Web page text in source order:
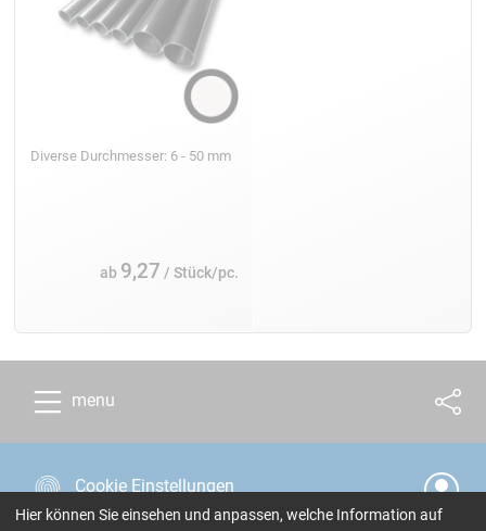
Diverse Durchmesser: 6 - 50 mm
ab 9,27 / Stück/pc.
menu
Cookie Einstellungen
Hier können Sie einsehen und anpassen, welche Information auf